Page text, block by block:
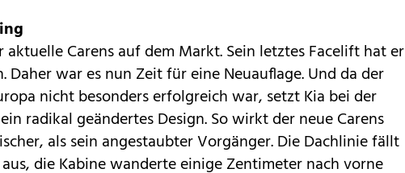
aktuelle Carens auf dem Markt. Sein letztes Facelift hat er
Daher war es nun Zeit für eine Neuauflage. Und da der
nicht besonders erfolgreich war, setzt Kia bei der
radikal geändertes Design. So wirkt der neue Carens
als sein angestaubter Vorgänger. Die Dachlinie fällt
die Kabine wanderte einige Zentimeter nach vorne